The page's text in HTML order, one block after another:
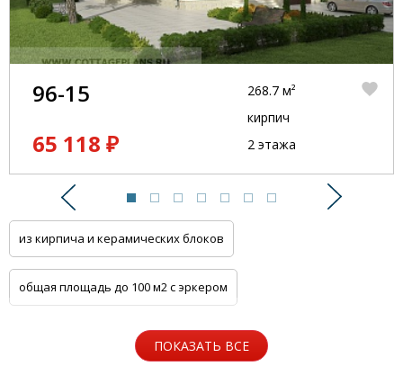
Предыдущий
96-15
65 118 ₽
268.7 м²
кирпич
2 этажа
из кирпича и керамических блоков
общая площадь до 100 м2 с эркером
общая площадь до 100 м2 с цоколем
ПОКАЗАТЬ ВСЕ